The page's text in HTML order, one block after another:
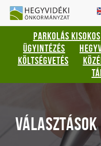
Gyorsbillentyűk
listája
Keresés:
"S"
Bejelentkezés:
HEGYVIDÉKI
PARKOLÁS KISOKOS
ÜGYINTÉZÉS
KÖLTSÉGVETÉS
VÁLASZTÁSOK